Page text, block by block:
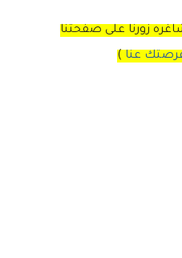
زورنا على صفحتنا
عنا )